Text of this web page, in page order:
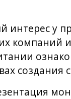
интерес у
компаний
создания